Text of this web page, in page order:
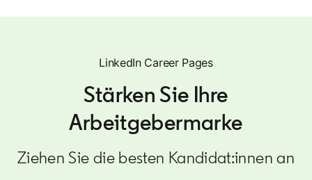
LinkedIn Career Pages
Stärken Sie Ihre
Arbeitgebermarke
Ziehen Sie die besten Kandidat:innen an